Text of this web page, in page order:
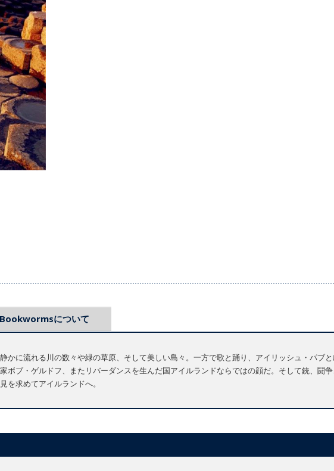
について
かに流れる川の数々や緑の草原、そして美しい島々。一方で歌と踊り、アイリッシュ・パブ
ボブ・ゲルドフ、またリバーダンスを生んだ国アイルランドならではの顔だ。そして銃、闘
を求めてアイルランドへ。